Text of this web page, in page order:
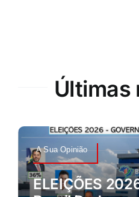
Últimas
A Sua Opinião
ELEIÇÕES